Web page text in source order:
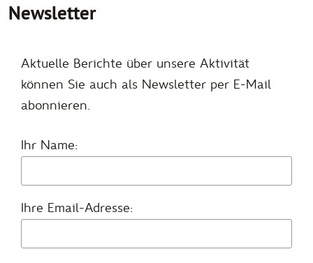
Newsletter
Aktuelle Berichte über unsere Aktivität
können Sie auch als Newsletter per E-Mail
abonnieren.
Ihr Name:
Ihre Email-Adresse: